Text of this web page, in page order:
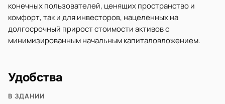
конечных пользователей, ценящих пространство и
комфорт, так и для инвесторов, нацеленных на
долгосрочный прирост стоимости активов с
минимизированным начальным капиталовложением.
Удобства
В ЗДАНИИ